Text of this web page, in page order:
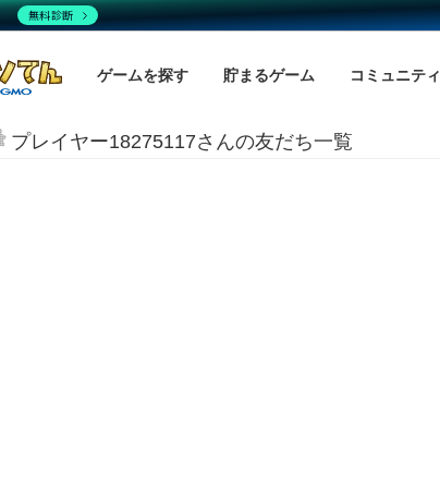
ゲームを探す 貯まるゲーム コミュニティ
プレイヤー18275117さんの友だち一覧
無料診断